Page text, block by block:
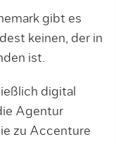
gibt es
keinen, der in
ist.
digital
Agentur
zu Accenture